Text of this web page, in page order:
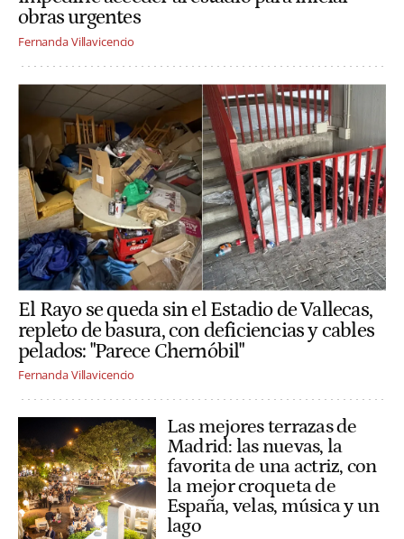
obras urgentes
Fernanda Villavicencio
El Rayo se queda sin el Estadio de Vallecas,
repleto de basura, con deficiencias y cables
pelados: "Parece Chernóbil"
Fernanda Villavicencio
Las mejores terrazas de
Madrid: las nuevas, la
favorita de una actriz, con
la mejor croqueta de
España, velas, música y un
lago